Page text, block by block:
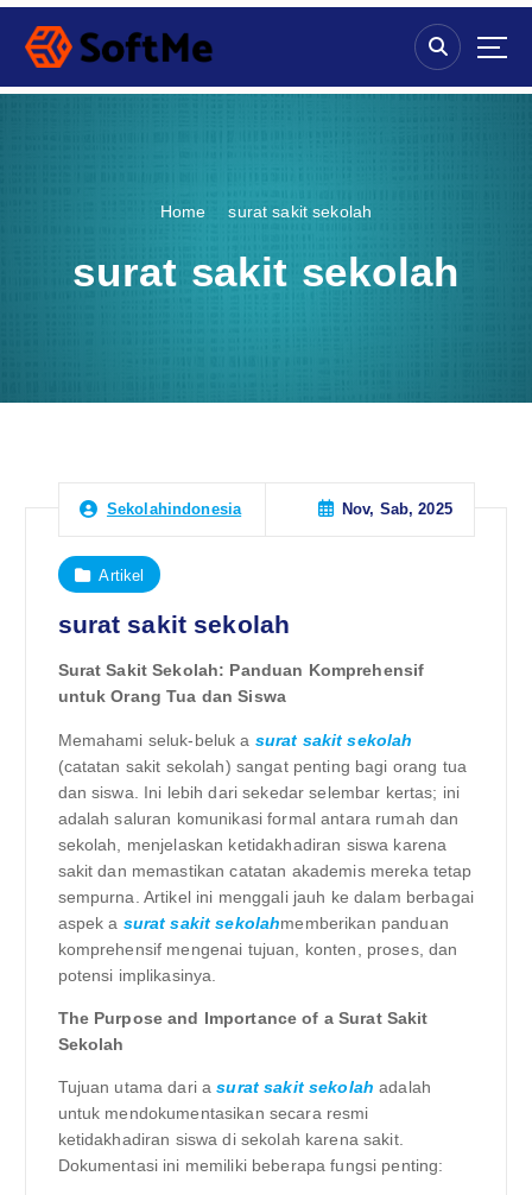
S
p
Home surat sakit sekolah
surat sakit sekolah
Sekolahindonesia Nov, Sab, 2025
Artikel
surat sakit sekolah
Surat Sakit Sekolah: Panduan Komprehensif
untuk Orang Tua dan Siswa
Memahami seluk-beluk a surat sakit sekolah
(catatan sakit sekolah) sangat penting bagi orang tua
dan siswa. Ini lebih dari sekedar selembar kertas; ini
adalah saluran komunikasi formal antara rumah dan
sekolah, menjelaskan ketidakhadiran siswa karena
sakit dan memastikan catatan akademis mereka tetap
sempurna. Artikel ini menggali jauh ke dalam berbagai
aspek a surat sakit sekolahmemberikan panduan
komprehensif mengenai tujuan, konten, proses, dan
potensi implikasinya.
The Purpose and Importance of a Surat Sakit
Sekolah
Tujuan utama dari asurat sakit sekolah adalah
untuk mendokumentasikan secara resmi
ketidakhadiran siswa di sekolah karena sakit.
Dokumentasi ini memiliki beberapa fungsi penting: